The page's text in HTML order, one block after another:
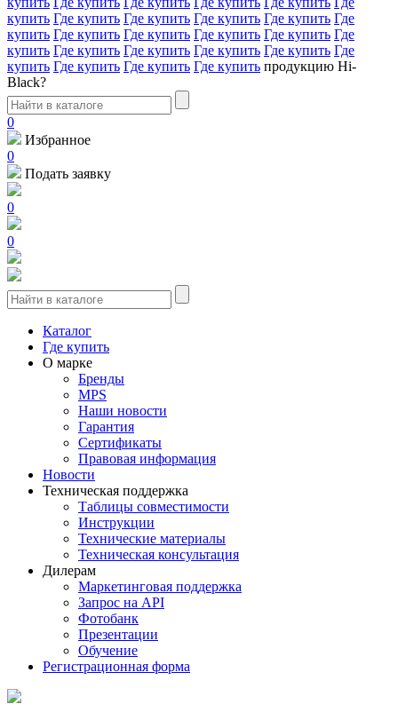
купить Где купить Где купить Где купить Где купить Где
купить Где купить Где купить Где купить Где купить Где
купить Где купить Где купить Где купить Где купить Где
купить Где купить Где купить Где купить продукцию Hi-
Black?
0
Избранное
0
Подать заявку
0
0
Каталог
Где купить
О марке
Бренды
MPS
Наши новости
Гарантия
Сертификаты
Правовая информация
Новости
Техническая поддержка
Таблицы совместимости
Инструкции
Технические материалы
Техническая консультация
Дилерам
Маркетинговая поддержка
Запрос на API
Фотобанк
Презентации
Обучение
Регистрационная форма